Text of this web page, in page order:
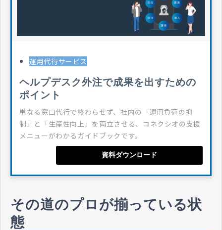
運用代行サービス
ヘルプデスク外注で成果を出すための
ポイント
単なる窓口代行で終わらせず、社内の「運用負荷の抑
制」と「生産性向上」を両立させる、コネクシオの支援
メニューがわかるガイドブックです。
資料ダウンロード
その道のプロが揃っている状
態